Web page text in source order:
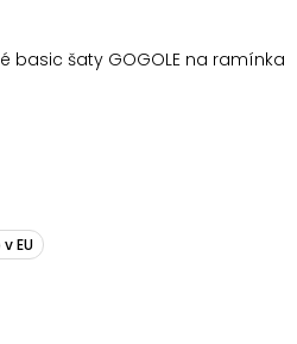
basic šaty GOGOLE na ramínka
EU